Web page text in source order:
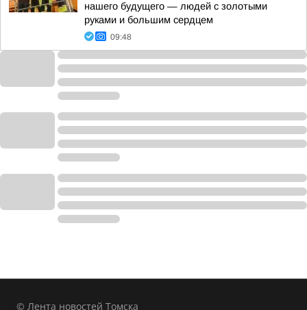
нашего будущего — людей с золотыми
руками и большим сердцем
09:48
© Лента новостей Томска